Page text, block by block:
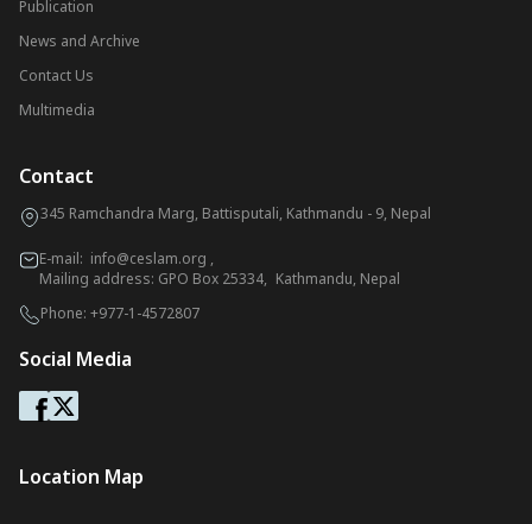
Publication
News and Archive
Contact Us
Multimedia
Contact
345 Ramchandra Marg, Battisputali, Kathmandu - 9, Nepal
E-mail: info@ceslam.org ,
Mailing address: GPO Box 25334, Kathmandu, Nepal
Phone: +977-1-4572807
Social Media
Location Map